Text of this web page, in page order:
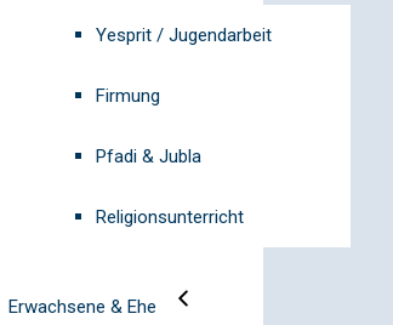
Yesprit / Jugendarbeit
Firmung
Pfadi & Jubla
Religionsunterricht
Erwachsene & Ehe